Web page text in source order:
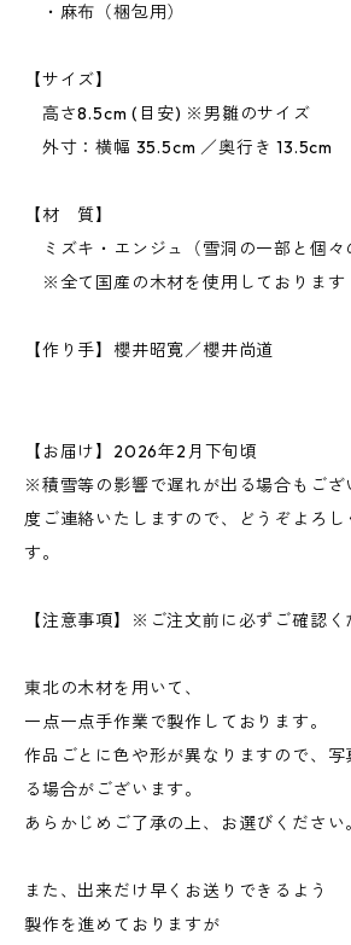
・麻布（梱包用）
【サイズ】
高さ8.5cm (目安) ※男雛のサイズ
外寸：横幅 35.5cm ／奥行き 13.5cm
【材 質】
ミズキ・エンジュ（雪洞の一部と個々
※全て国産の木材を使用しております
【作り手】櫻井昭寛／櫻井尚道
【お届け】2026年2月下旬頃
※積雪等の影響で遅れが出る場合もござ
度ご連絡いたしますので、どうぞよろし
す。
【注意事項】※ご注文前に必ずご確認く
東北の木材を用いて、
一点一点手作業で製作しております。
作品ごとに色や形が異なりますので、写
る場合がございます。
あらかじめご了承の上、お選びください
また、出来だけ早くお送りできるよう
製作を進めておりますが